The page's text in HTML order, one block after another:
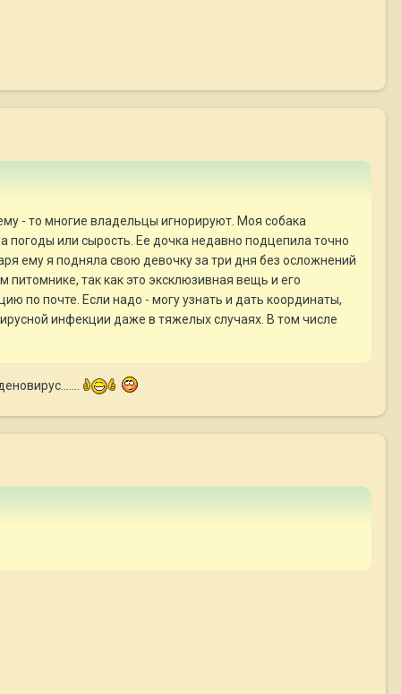
- то многие владельцы игнорируют. Моя собака
погоды или сырость. Ее дочка недавно подцепила точно
ему я подняла свою девочку за три дня без осложнений
так как это эксклюзивная вещь и его
по почте. Если надо - могу узнать и дать координаты,
инфекции даже в тяжелых случаях. В том числе